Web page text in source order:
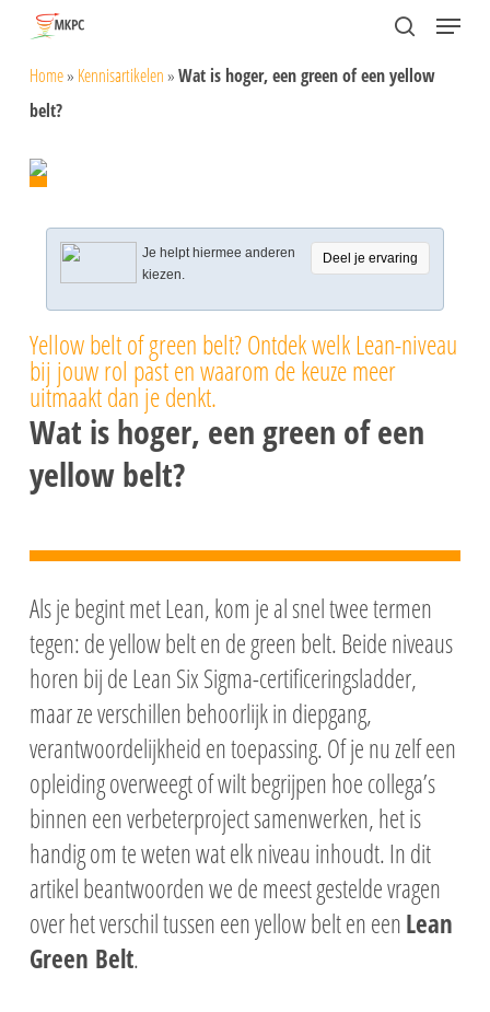
main
content
search
Menu
Home» Kennisartikelen»Wat is hoger, een green of een yellow
belt?
Deel je ervaring
Je helpt hiermee anderen
kiezen.
Yellow belt of green belt? Ontdek welk Lean-niveau
bij jouw rol past en waarom de keuze meer
uitmaakt dan je denkt.
Wat is hoger, een green of een
yellow belt?
Als je begint met Lean, kom je al snel twee termen
tegen: de yellow belt en de green belt. Beide niveaus
horen bij de Lean Six Sigma-certificeringsladder,
maar ze verschillen behoorlijk in diepgang,
verantwoordelijkheid en toepassing. Of je nu zelf een
opleiding overweegt of wilt begrijpen hoe collega’s
binnen een verbeterproject samenwerken, het is
handig om te weten wat elk niveau inhoudt. In dit
artikel beantwoorden we de meest gestelde vragen
over het verschil tussen een yellow belt en eenLean
Green Belt.
Close